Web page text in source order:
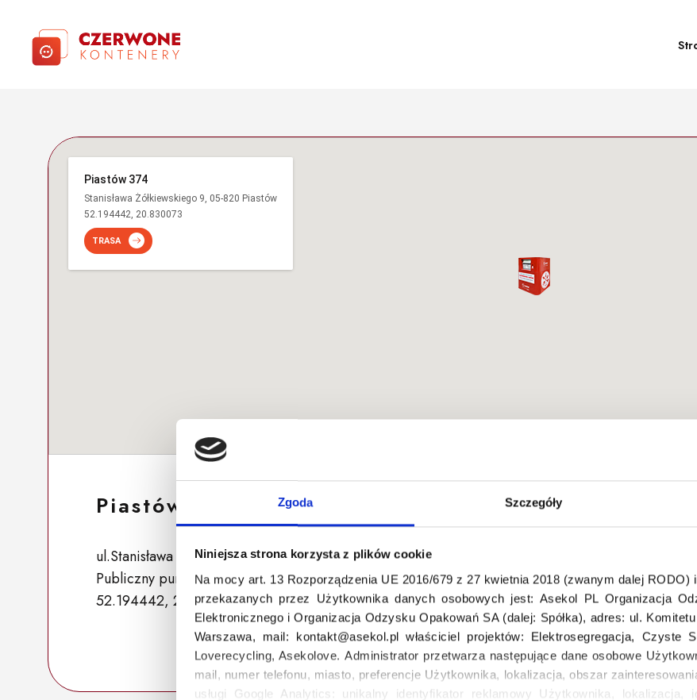
Zgoda Szczegóły
Niniejsza strona korzysta z plików cookie
Na mocy art. 13 Rozporządzenia UE 2016/679 z 27 kwietnia 2018 (zwanym dalej RODO)
przekazanych przez Użytkownika danych osobowych jest: Asekol PL Organizacja
Elektronicznego i Organizacja Odzysku Opakowań SA (dalej: Spółka), adres: ul.
Warszawa, mail: kontakt@asekol.pl właściciel projektów: Elektrosegregacja, Czyste
Loverecycling, Asekolove. Administrator przetwarza następujące dane osobowe
mail, numer telefonu, miasto, preferencje Użytkownika, lokalizacja, obszar
usługi Google Analytics: unikalny identyfikator reklamowy Użytkownika, lokalizacja,
Piastów 374
Stanisława Żółkiewskiego 9, 05-820 Piastów
52.194442, 20.830073
TRASA
Piastów 374
ul.Stanisława Żółkiewskiego 9, 05-820 Piastów, Polska
Publiczny punkt zbiórki
52.194442, 20.830073